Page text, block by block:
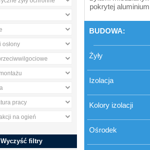
Wyczyść filtry
pokrytej
BUDOWA:
Żyły
Izolacja
Kolory izolacji
Ośrodek